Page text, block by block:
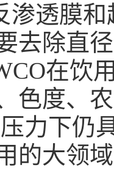
渗透膜
去除直
在饮
色度、
力下仍
的大领